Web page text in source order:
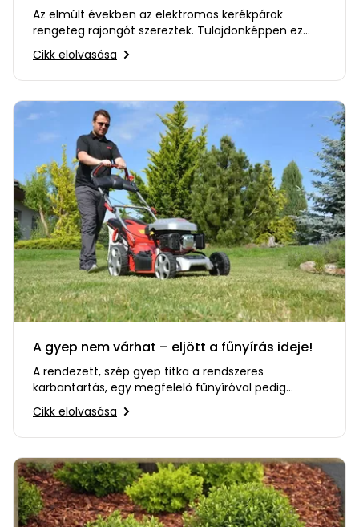
Az elmúlt években az elektromos kerékpárok
rengeteg rajongót szereztek. Tulajdonképpen ez
nem meglepő. Egy pedálozást…
Cikk elolvasása
A gyep nem várhat – eljött a fűnyírás ideje!
A rendezett, szép gyep titka a rendszeres
karbantartás, egy megfelelő fűnyíróval pedig
rengeteg időt és energiát…
Cikk elolvasása